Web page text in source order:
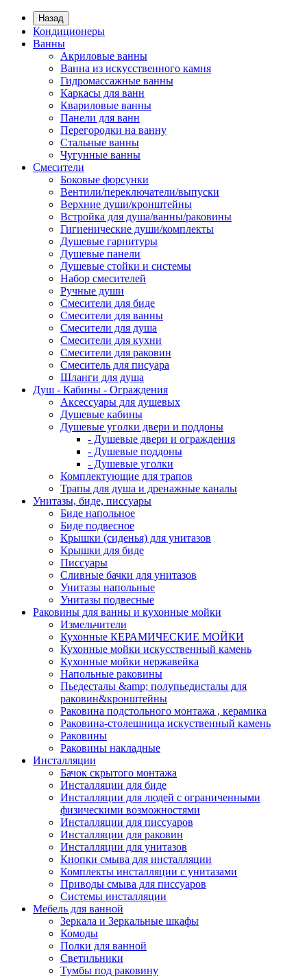
Назад
Кондиционеры
Ванны
Акриловые ванны
Ванна из искусственного камня
Гидромассажные ванны
Каркасы для ванн
Квариловые ванны
Панели для ванн
Перегородки на ванну
Стальные ванны
Чугунные ванны
Смесители
Боковые форсунки
Вентили/переключатели/выпуски
Верхние души/кронштейны
Встройка для душа/ванны/раковины
Гигиенические души/комплекты
Душевые гарнитуры
Душевые панели
Душевые стойки и системы
Набор смесителей
Ручные души
Смесители для биде
Смесители для ванны
Смесители для душа
Смесители для кухни
Смесители для раковин
Смеситель для писуара
Шланги для душа
Душ - Кабины - Ограждения
Аксессуары для душевых
Душевые кабины
Душевые уголки двери и поддоны
- Душевые двери и ограждения
- Душевые поддоны
- Душевые уголки
Комплектующие для трапов
Трапы для душа и дренажные каналы
Унитазы, биде, писсуары
Биде напольное
Биде подвесное
Крышки (сиденья) для унитазов
Крышки для биде
Писсуары
Сливные бачки для унитазов
Унитазы напольные
Унитазы подвесные
Раковины для ванны и кухонные мойки
Измельчители
Кухонные КЕРАМИЧЕСКИЕ МОЙКИ
Кухонные мойки искусственный камень
Кухонные мойки нержавейка
Напольные раковины
Пьедесталы &amp; полупьедисталы для
раковин&кронштейны
Раковина подстольного монтажа , керамика
Раковина-столешница искуственный камень
Раковины
Раковины накладные
Инсталляции
Бачок скрытого монтажа
Инсталляции для биде
Инсталляции для людей с ограниченными
физическими возможностями
Инсталляции для писсуаров
Инсталляции для раковин
Инсталляции для унитазов
Кнопки смыва для инсталляции
Комплекты инсталляции с унитазами
Приводы смыва для писсуаров
Системы инсталляции
Мебель для ванной
Зеркала и Зеркальные шкафы
Комоды
Полки для ванной
Светильники
Тумбы под раковину